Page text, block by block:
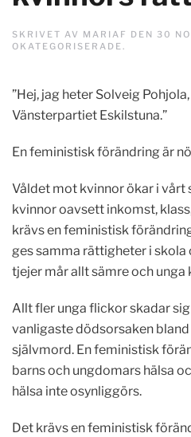
SKRIVET AV MARIAF DEN 30
OKATEGORISERADE.
”Hej, jag heter Solveig
Vänsterpartiet Eskilstuna.”
En feministisk förändring är
Våldet mot kvinnor ökar i vårt
kvinnor oavsett inkomst,
krävs en feministisk
ges samma rättigheter i skola
tjejer mår allt sämre och unga
Allt fler unga flickor skadar
vanligaste dödsorsaken bland
självmord. En feministisk
barns och ungdomars hälsa
hälsa inte osynliggörs.
Det krävs en feministisk